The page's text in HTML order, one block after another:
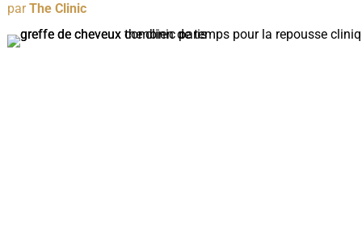
parThe Clinic